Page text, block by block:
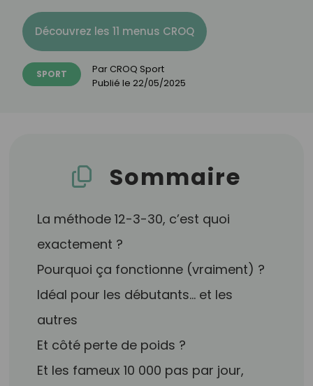
Découvrez les 11 menus CROQ
SPORT Par CROQ Sport
Publié le 22/05/2025
Sommaire
La méthode 12-3-30, c’est quoi
exactement ?
Pourquoi ça fonctionne (vraiment) ?
Idéal pour les débutants… et les
autres
Et côté perte de poids ?
Et les fameux 10 000 pas par jour,